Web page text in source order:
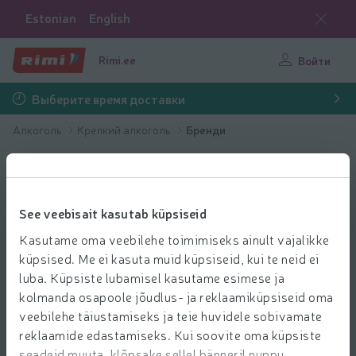
See veebisait kasutab küpsiseid
Kasutame oma veebilehe toimimiseks ainult vajalikke
küpsised. Me ei kasuta muid küpsiseid, kui te neid ei
luba. Küpsiste lubamisel kasutame esimese ja
kolmanda osapoole jõudlus- ja reklaamiküpsiseid oma
veebilehe täiustamiseks ja teie huvidele sobivamate
reklaamide edastamiseks. Kui soovite oma küpsiste
Estonian English
Rimi.ee Войти
Выберите время доставки
Алкоголь Крепкий алкоголь Бренди